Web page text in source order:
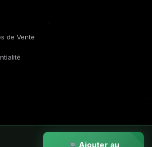
Ajouter au
de Vente
Business. Tous droits réservés.